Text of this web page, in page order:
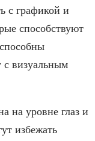
с графикой и
способствуют
с визуальным
на уровне глаз и
избежать